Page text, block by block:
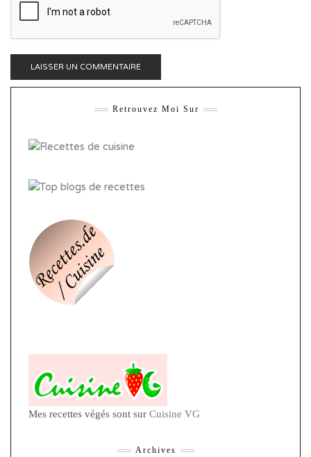
Retrouvez Moi Sur
Mes recettes végés sont sur Cuisine VG
Archives